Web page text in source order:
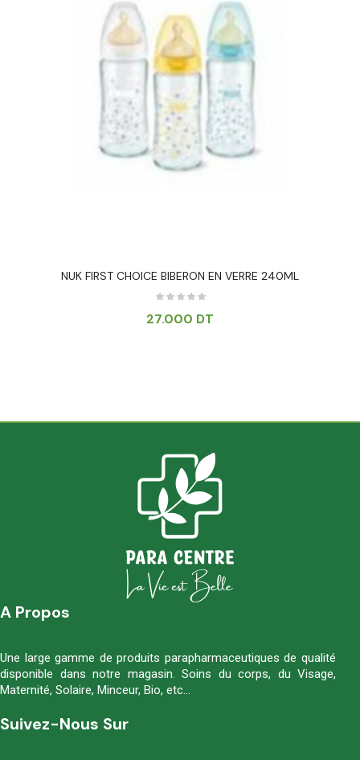
NUK FIRST CHOICE BIBERON EN VERRE 240ML
27.000 DT
A Propos
Une large gamme de produits parapharmaceutiques de qualité
disponible dans notre magasin. Soins du corps, du Visage,
Maternité, Solaire, Minceur, Bio, etc…
Suivez-Nous Sur